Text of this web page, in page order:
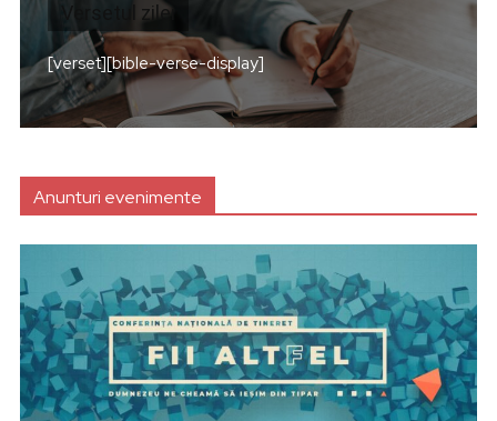
Versetul zilei
[verset][bible-verse-display]
Anunturi evenimente